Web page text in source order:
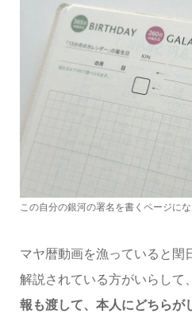
この自分の銀河の署名を書くページに
マヤ暦動画を漁っていると閏
解説されている方がいらして
報も渡して、本人にどちらが